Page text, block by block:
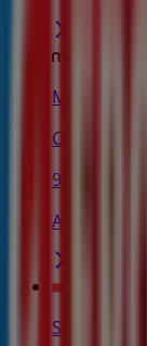
Merkal
City
90 m
Abierto
SPAR